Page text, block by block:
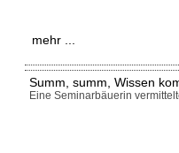
mehr ...
Summ, summ, Wissen
Eine Seminarbäuerin